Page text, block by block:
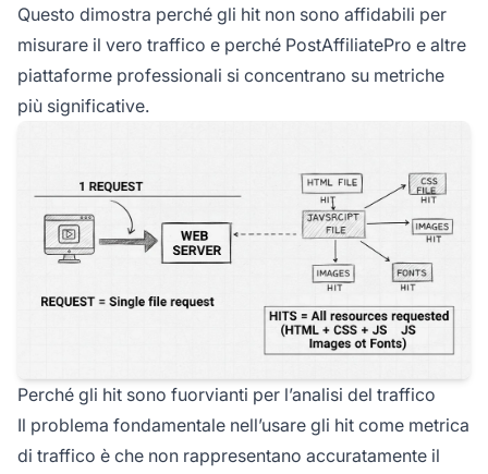
Questo dimostra perché gli hit non sono affidabili per
misurare il vero traffico e perché PostAffiliatePro e altre
piattaforme professionali si concentrano su metriche
più significative.
Perché gli hit sono fuorvianti per l’analisi del traffico
Il problema fondamentale nell’usare gli hit come metrica
di traffico è che non rappresentano accuratamente il